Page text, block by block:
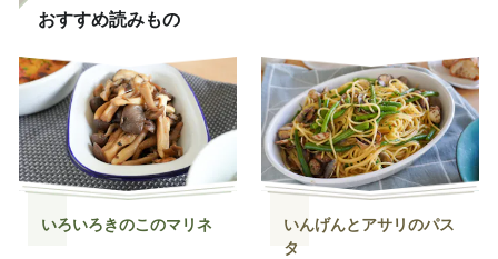
おすすめ読みもの
いろいろきのこのマリネ
いんげんとアサリのパス
タ